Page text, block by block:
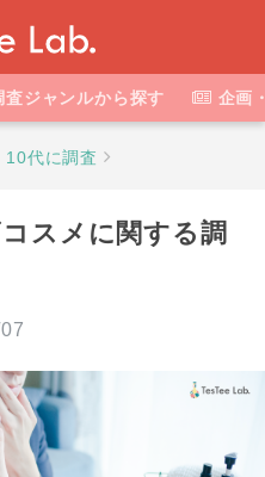
査ジャンルから探す 企画
10代に調査
スメに関する調